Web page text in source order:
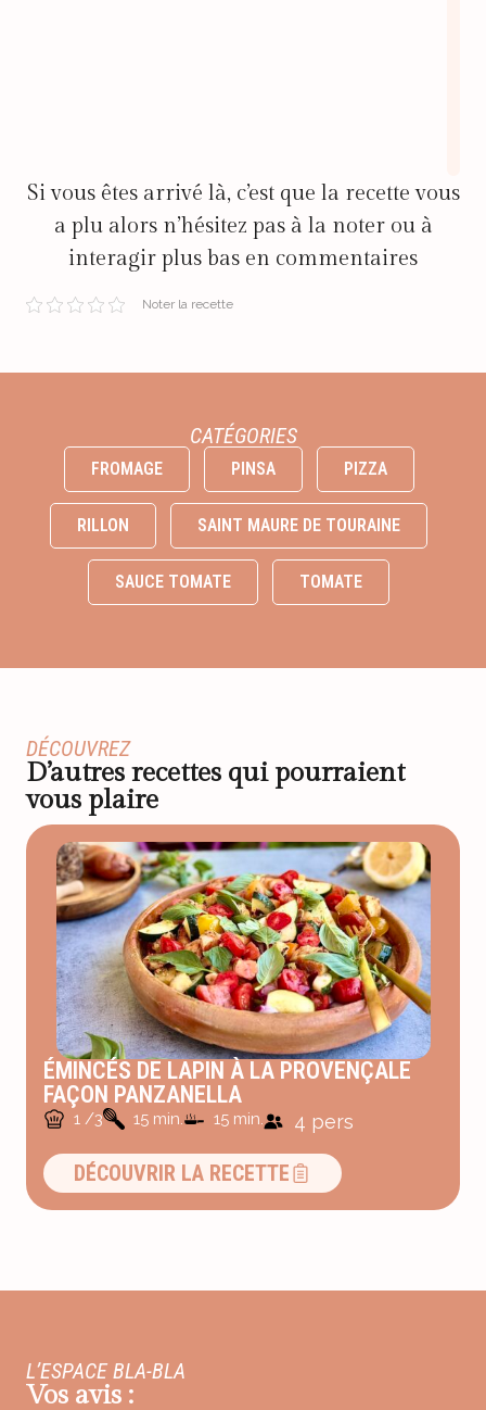
Si vous êtes arrivé là, c’est que la recette vous
a plu alors n’hésitez pas à la noter ou à
interagir plus bas en commentaires
Noter la recette
CATÉGORIES
FROMAGE PINSA PIZZA
RILLON SAINT MAURE DE TOURAINE
SAUCE TOMATE TOMATE
DÉCOUVREZ
D’autres recettes qui pourraient
vous plaire
ÉMINCÉS DE LAPIN À LA PROVENÇALE
FAÇON PANZANELLA
1 /3 15 min. 15 min. 4 pers
DÉCOUVRIR LA RECETTE
L’ESPACE BLA-BLA
Vos avis :